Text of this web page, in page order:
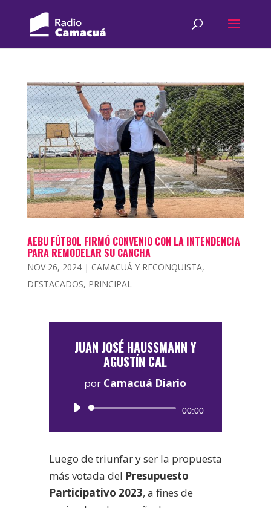
AEBU FÚTBOL FIRMÓ CONVENIO CON LA INTENDENCIA
PARA REMODELAR SU CANCHA
NOV 26, 2024| CAMACUÁ Y RECONQUISTA,
DESTACADOS, PRINCIPAL
JUAN JOSÉ HAUSSMANN Y
AGUSTÍN CAL
por Camacuá Diario
Reproductor
00:00
Luego de triunfar y ser la propuesta
más votada del Presupuesto
Participativo 2023, a fines de